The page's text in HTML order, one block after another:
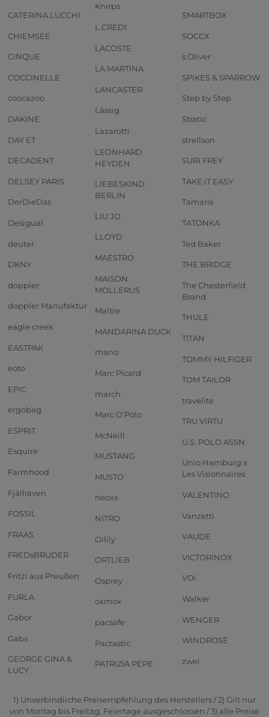
CATERINA LUCCHI
CHIEMSEE
CINQUE
COCCINELLE
coocazoo
DAKINE
DAY ET
DECADENT
DELSEY PARIS
DerDieDas
Desigual
deuter
DKNY
doppler
doppler Manufaktur
eagle creek
EASTPAK
eoto
EPIC
ergobag
ESPRIT
Esquire
Farmhood
Fjällräven
FOSSIL
FRAAS
FREDsBRUDER
Fritzi aus Preußen
FURLA
Gabor
Gabs
GEORGE GINA &
LUCY
Knirps
L.CREDI
LACOSTE
LA MARTINA
LANCASTER
Lässig
Lazarotti
LEONHARD
HEYDEN
LIEBESKIND
BERLIN
LIU JO
LLOYD
MAESTRO
MAISON
MOLLERUS
Maître
MANDARINA DUCK
mano
Marc Picard
march
Marc O'Polo
McNeill
MUSTANG
MUSTO
neoxx
NITRO
Oilily
ORTLIEB
Osprey
oxmox
pacsafe
Pactastic
PATRIZIA PEPE
SMARTBOX
SOCCX
s.Oliver
SPIKES & SPARROW
Step by Step
Stratic
strellson
SURI FREY
TAKE IT EASY
Tamaris
TATONKA
Ted Baker
THE BRIDGE
The Chesterfield
Brand
THULE
TITAN
TOMMY HILFIGER
TOM TAILOR
travelite
TRU VIRTU
U.S. POLO ASSN.
Unio Hamburg x
Les Visionnaires
VALENTINO
Vanzetti
VAUDE
VICTORINOX
VOi
Walker
WENGER
WINDROSE
zwei
1) Unverbindliche Preisempfehlung des Herstellers / 2) Gilt nur
von Montag bis Freitag, Feiertage ausgeschlossen / 3) alle Preise